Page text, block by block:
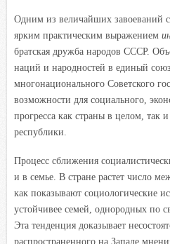
Одним из величайших завоеваний
ярким практическим выражением
братская дружба народов СССР.
наций и народностей в единый
многонационального Советского
возможности для социального,
прогресса как страны в целом, так
республики.
Процесс сближения
и в семье. В стране растет число
как показывают социологические
устойчивее семей, однородных по
Эта тенденция доказывает
распространенного на Западе